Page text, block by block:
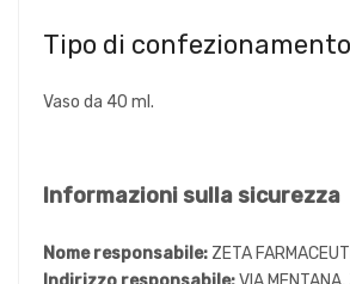
Tipo di confezionamento
Vaso da 40 ml.
Informazioni sulla sicurezza
Nome responsabile: ZETA